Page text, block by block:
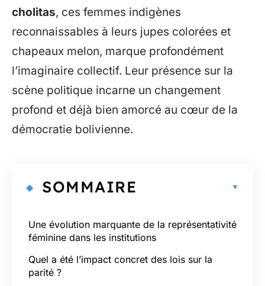
cholitas, ces femmes indigènes
reconnaissables à leurs jupes colorées et
chapeaux melon, marque profondément
l’imaginaire collectif. Leur présence sur la
scène politique incarne un changement
profond et déjà bien amorcé au cœur de la
démocratie bolivienne.
SOMMAIRE
Une évolution marquante de la représentativité
féminine dans les institutions
Quel a été l’impact concret des lois sur la
parité ?